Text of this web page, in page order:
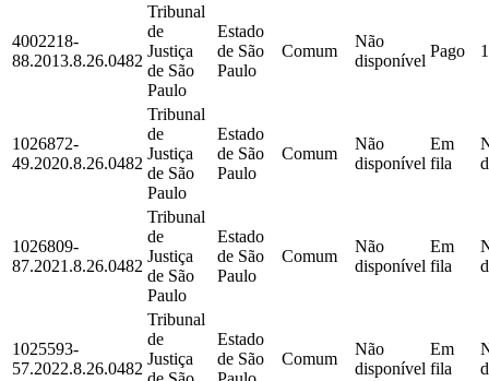
4002218-
88.2013.8.26.0482
Tribunal
de
Justiça
de São
Paulo
Estado
de São
Paulo
Comum
Não
disponível
Pago
1026872-
49.2020.8.26.0482
Tribunal
de
Justiça
de São
Paulo
Estado
de São
Paulo
Comum
Não
disponível
Em
fila
1026809-
87.2021.8.26.0482
Tribunal
de
Justiça
de São
Paulo
Estado
de São
Paulo
Comum
Não
disponível
Em
fila
1025593-
57.2022.8.26.0482
Tribunal
de
Justiça
Estado
de São
Comum
Não
disponível
Em
fila